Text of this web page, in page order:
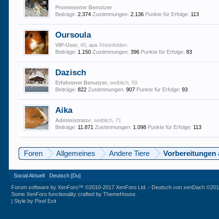
Prominenter Benutzer
Beiträge: 2.374 Zustimmungen: 2.136 Punkte für Erfolge: 113
Oursoula
VIP-User , 49,aus Rheinfelden
Beiträge: 1.150 Zustimmungen: 396 Punkte für Erfolge: 83
Dazisch
Erfahrener Benutzer , weiblich, 59
Beiträge: 822 Zustimmungen: 907 Punkte für Erfolge: 93
Aika
Administrator , weiblich, 71
Beiträge: 11.871 Zustimmungen: 1.098 Punkte für Erfolge: 113
Foren Allgemeines Andere Tiere Vorbereitungen
Social Aktuell Deutsch [Du]
Forum software by XenForo™©2010-2017 XenForo Ltd. - Deutsch von xenDach
Some XenForo functionality crafted byThemeHouse
|Style by Pixel Exit